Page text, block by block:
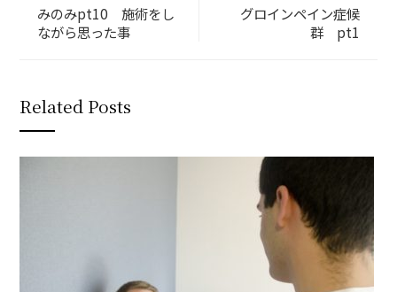
みのみpt10 施術をし
ながら思った事
グロインペイン症候
群 pt1
Related Posts